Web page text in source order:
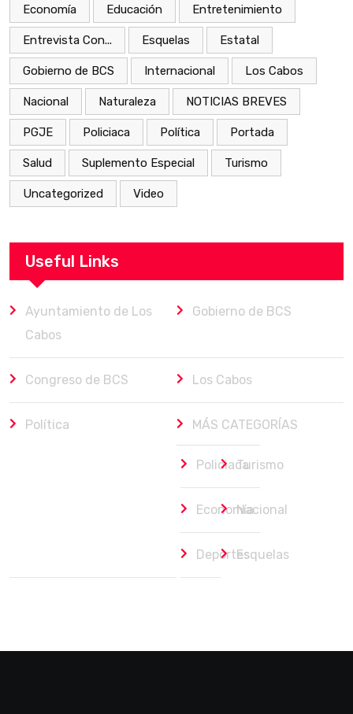
Economía Educación Entretenimiento
Entrevista Con... Esquelas Estatal
Gobierno de BCS Internacional Los Cabos
Nacional Naturaleza NOTICIAS BREVES
PGJE Policiaca Política Portada
Salud Suplemento Especial Turismo
Uncategorized Video
Useful Links
Ayuntamiento de Los
Cabos
Gobierno de BCS
Congreso de BCS Los Cabos
Política MÁS CATEGORÍAS
PoliciacaTurismo
EconomíaNacional
DeportesEsquelas